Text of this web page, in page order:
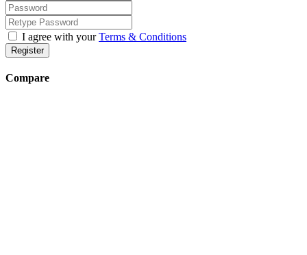
I agree with yourTerms & Conditions
Register
Compare